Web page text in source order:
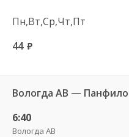
Пн,Вт,Ср,Чт,Пт
44 руб.
Вологда АВ —
6:40
Вологда АВ